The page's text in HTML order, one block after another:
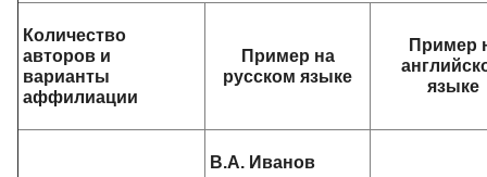
Количество
авторов и
варианты
аффилиации
Пример на
русском языке
Пример
языке
В.А. Иванов